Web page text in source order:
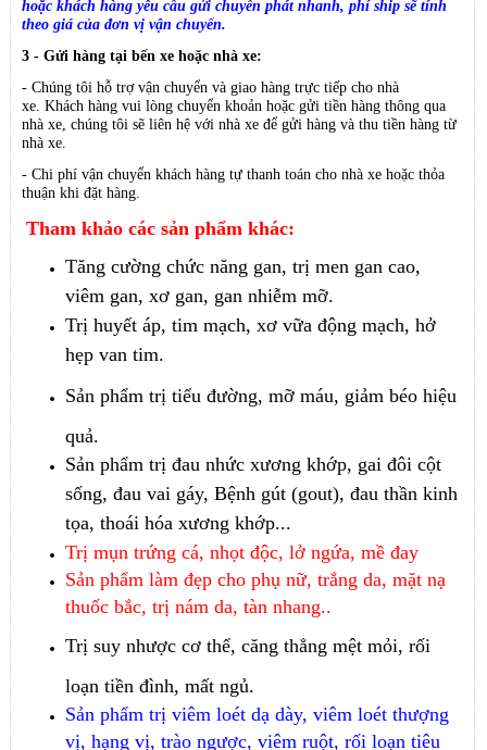
hoặckhách hàng yêu cầu gửi chuyển phát nhanh, phí ship sẽ tính
theo giá của đơn vị vận chuyển.
3 - Gửi hàng tại bến xe hoặc nhà xe:
- Chúng tôi hỗ trợ vận chuyển và giao hàng trực tiếp cho nhà
xe.Khách hàng vui lòng chuyển khoản hoặc gửi tiền hàng thông qua
nhà xe, chúng tôi sẽ liên hệ với nhà xe để gửi hàng và thu tiền hàng từ
nhà xe.
- Chi phí vận chuyển khách hàng tự thanh toán cho nhà xe hoặc thỏa
thuận khi đặt hàng.
Tham khảo các sản phẩm khác:
Tăng cường chức năng gan, trị men gan cao,
viêm gan, xơ gan, gan nhiễm mỡ.
Trị huyết áp, tim mạch, xơ vữa động mạch, hở
hẹp van tim.
Sản phẩm trị tiểu đường, mỡ máu, giảm béo hiệu
quả.
Sản phẩm trị đau nhức xương khớp, gai đôi cột
sống, đau vai gáy, Bệnh gút (gout), đau thần kinh
tọa, thoái hóa xương khớp...
Trị mụn trứng cá, nhọt độc, lở ngứa, mề đay
Sản phẩm làm đẹp cho phụ nữ, trắng da, mặt nạ
thuốc bắc, trị nám da, tàn nhang..
Trị suy nhược cơ thể, căng thẳng mệt mỏi, rối
loạn tiền đình, mất ngủ.
Sản phẩm trị viêm loét dạ dày, viêm loét thượng
vị, hạng vị, trào ngược, viêm ruột, rối loạn tiêu